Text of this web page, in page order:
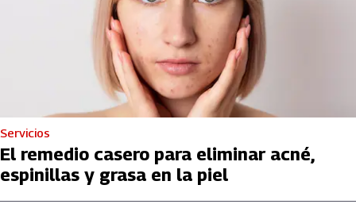
Servicios
El remedio casero para eliminar acné,
espinillas y grasa en la piel